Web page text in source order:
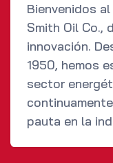
Bienvenidos
Smith Oil Co.,
innovación.
1950, hemos
sector
pauta en la